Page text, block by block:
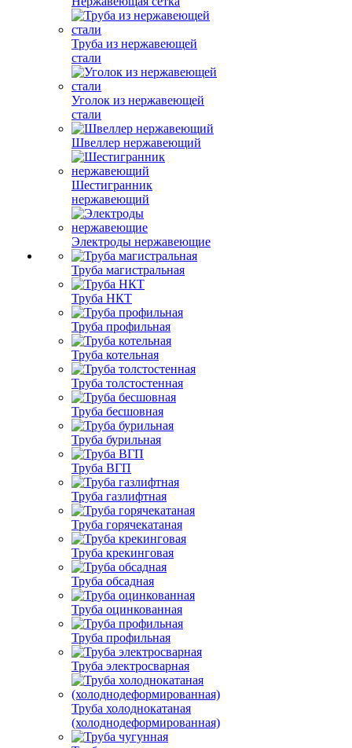
Труба из нержавеющей
стали
Уголок из нержавеющей
стали
Швеллер нержавеющий
Шестигранник
нержавеющий
Электроды нержавеющие
Труба магистральная
Труба НКТ
Труба профильная
Труба котельная
Труба толстостенная
Труба бесшовная
Труба бурильная
Труба ВГП
Труба газлифтная
Труба горячекатаная
Труба крекинговая
Труба обсадная
Труба оцинкованная
Труба профильная
Труба электросварная
Труба холоднокатаная
(холоднодеформированная)